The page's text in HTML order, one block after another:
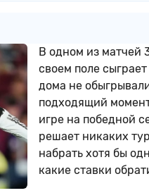
В одном из матчей
своем поле
дома не
подходящий
игре на победной
решает никаких
набрать хотя бы
какие ставки